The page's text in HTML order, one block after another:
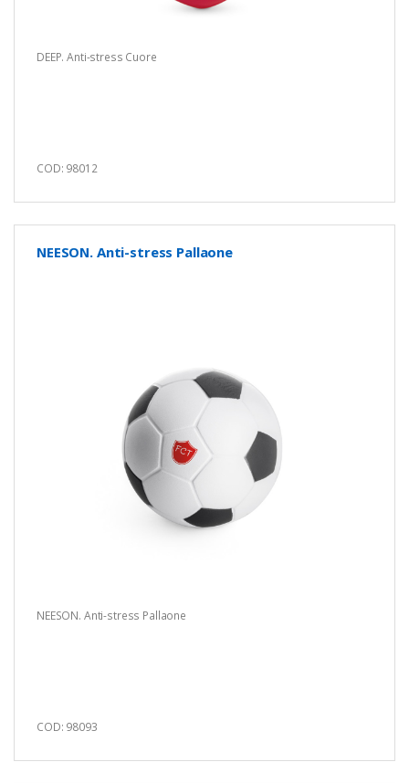
DEEP. Anti-stress Cuore
COD: 98012
NEESON. Anti-stress Pallaone
NEESON. Anti-stress Pallaone
COD: 98093